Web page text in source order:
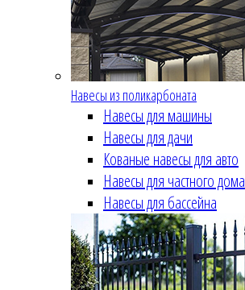
Навесы из поликарбоната
Навесы для машины
Навесы для дачи
Кованые навесы для авто
Навесы для частного дома
Навесы для бассейна